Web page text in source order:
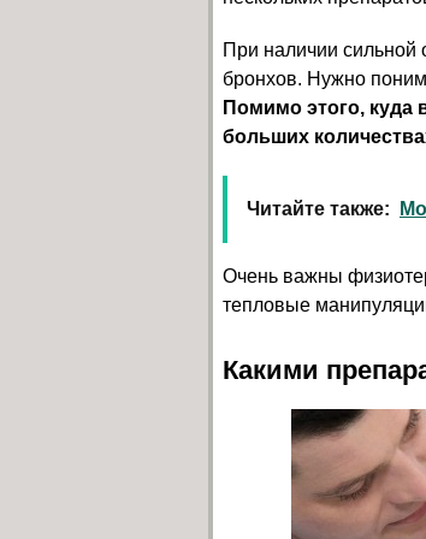
При наличии сильной
бронхов. Нужно
Помимо этого, куда
больших
Читайте также:
Очень важны
тепловые
Какими